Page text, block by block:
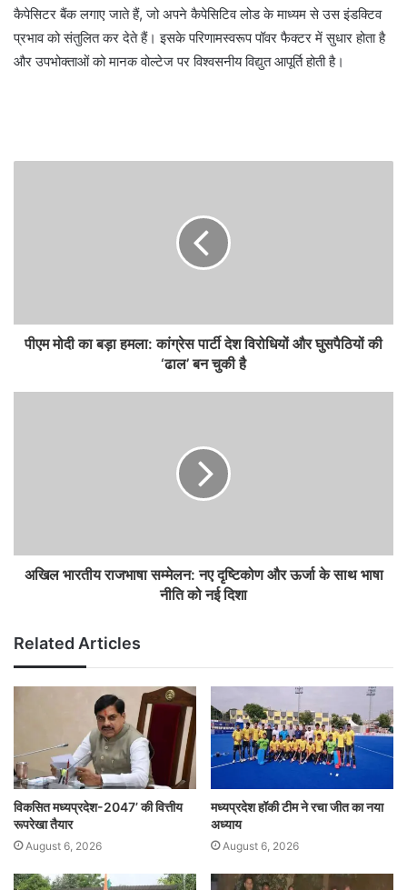
कैपेसिटर बैंक लगाए जाते हैं, जो अपने कैपेसिटिव लोड के माध्यम से उस इंडक्टिव
प्रभाव को संतुलित कर देते हैं। इसके परिणामस्वरूप पॉवर फैक्टर में सुधार होता है
और उपभोक्ताओं को मानक वोल्टेज पर विश्वसनीय विद्युत आपूर्ति होती है।
पीएम मोदी का बड़ा हमला: कांग्रेस पार्टी देश विरोधियों और घुसपैठियों की
‘ढाल’ बन चुकी है
अखिल भारतीय राजभाषा सम्मेलन: नए दृष्टिकोण और ऊर्जा के साथ भाषा
नीति को नई दिशा
Related Articles
विकसित मध्यप्रदेश-2047’ की वित्तीय
रूपरेखा तैयार
August 6, 2026
मध्यप्रदेश हॉकी टीम ने रचा जीत का नया
अध्याय
August 6, 2026